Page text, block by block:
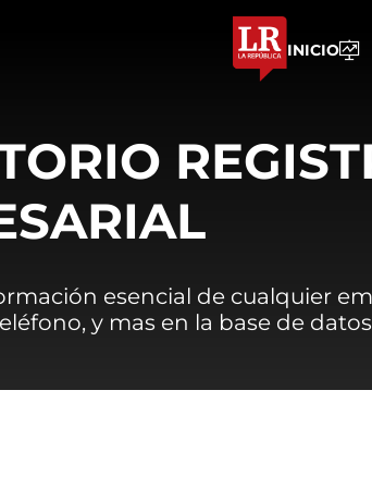
INICIO
esencial de cualquier
y mas en la base de